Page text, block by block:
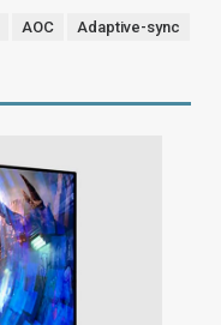
AOC
Adaptive-sync